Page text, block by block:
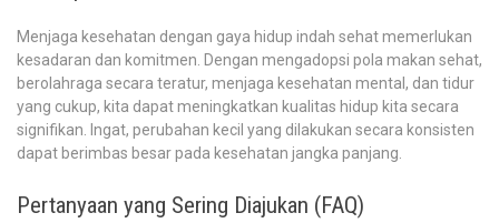
Menjaga kesehatan dengan gaya hidup indah sehat memerlukan
kesadaran dan komitmen. Dengan mengadopsi pola makan sehat,
berolahraga secara teratur, menjaga kesehatan mental, dan tidur
yang cukup, kita dapat meningkatkan kualitas hidup kita secara
signifikan. Ingat, perubahan kecil yang dilakukan secara konsisten
dapat berimbas besar pada kesehatan jangka panjang.
Pertanyaan yang Sering Diajukan (FAQ)